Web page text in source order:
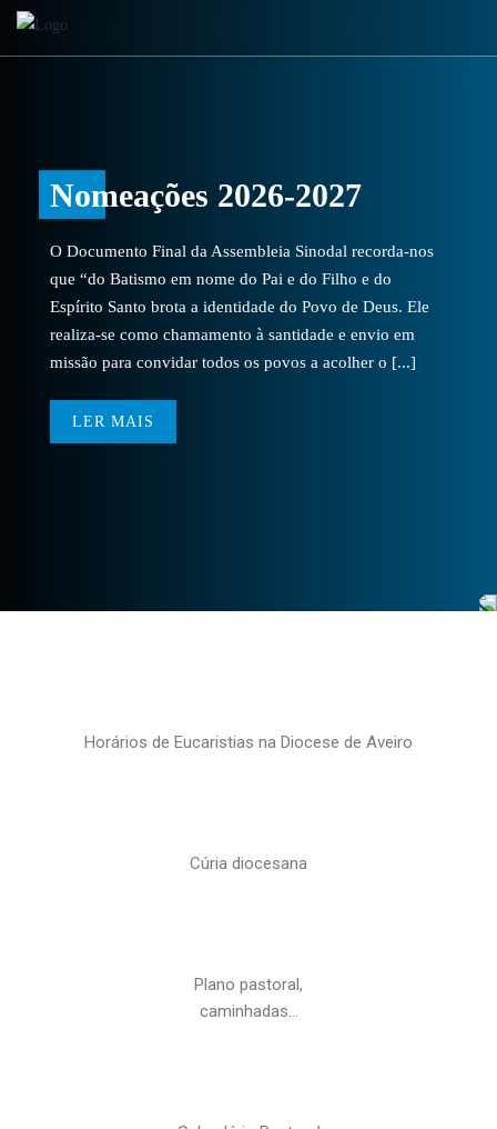
Nomeações 2026-2027
O Documento Final da Assembleia Sinodal recorda-nos
que “do Batismo em nome do Pai e do Filho e do
Espírito Santo brota a identidade do Povo de Deus. Ele
realiza-se como chamamento à santidade e envio em
missão para convidar todos os povos a acolher o [...]
LER MAIS
Horários de Eucaristias na Diocese de Aveiro
Cúria diocesana
Plano pastoral,
caminhadas…